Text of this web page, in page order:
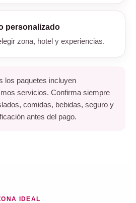
personalizado
zona, hotel y experiencias.
los paquetes incluyen
servicios. Confirma siempre
comidas, bebidas, seguro y
antes del pago.
IDEAL